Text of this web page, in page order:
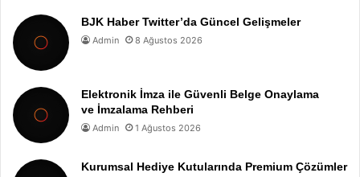
BJK Haber Twitter’da Güncel Gelişmeler
Admin 8 Ağustos 2026
Elektronik İmza ile Güvenli Belge Onaylama
ve İmzalama Rehberi
Admin 1 Ağustos 2026
Kurumsal Hediye Kutularında Premium Çözümler